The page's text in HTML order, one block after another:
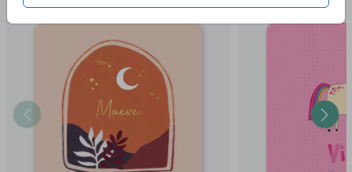
printen. Formaat: 21 x 10 cm (liggend). Tekst, naam en kleuren zijn aan te
passen naar jullie wensen.
Maak dit zomer geboortekaartje helemaal eigen in de editor of bestel
direct een proefdruk om dit kaartje in het echt te bekijken.